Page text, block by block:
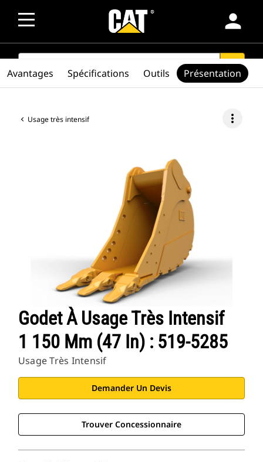
person
SEARCH search
Usage très intensif more_vert
Godet À Usage Très Intensif
1 150 Mm (47 In) : 519-5285
Usage Très Intensif
Demander Un Devis
Trouver Concessionnaire
Avantages Spécifications Outils Présentation